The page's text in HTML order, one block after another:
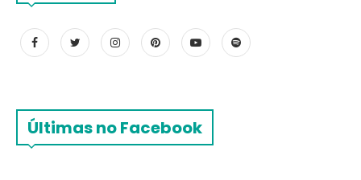
Últimas no Facebook